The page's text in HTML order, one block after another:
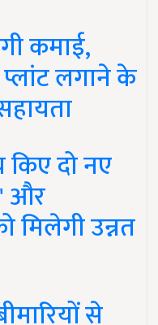
कमाई,
लगाने के
दो नए
और
मिलेगी उन्नत
से